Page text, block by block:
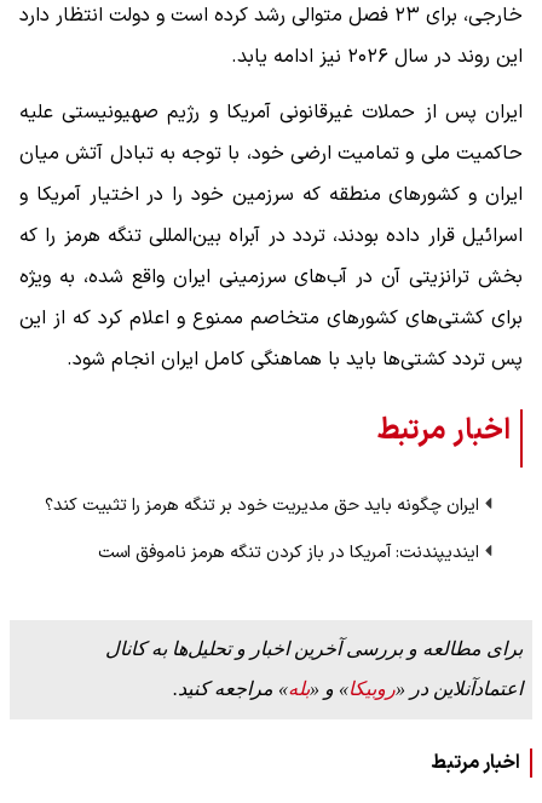
خارجی، برای ۲۳ فصل متوالی رشد کرده است و دولت انتظار دارد
این روند در سال ۲۰۲۶ نیز ادامه یابد.
ایران پس از حملات غیرقانونی آمریکا و رژیم صهیونیستی علیه
حاکمیت ملی و تمامیت ارضی خود، با توجه به تبادل آتش میان
ایران و کشورهای منطقه که سرزمین خود را در اختیار آمریکا و
اسرائیل قرار داده بودند، تردد در آبراه بین‌المللی تنگه هرمز را که
بخش ترانزیتی آن در آب‌های سرزمینی ایران واقع شده، به ویژه
برای کشتی‌های کشورهای متخاصم ممنوع و اعلام کرد که از این
پس تردد کشتی‌ها باید با هماهنگی کامل ایران انجام شود.
اخبار مرتبط
ایران چگونه باید حق مدیریت خود بر تنگه هرمز را تثبیت کند؟
ایندیپندنت: آمریکا در باز کردن تنگه هرمز ناموفق است
برای مطالعه و بررسی آخرین اخبار و تحلیل‌ها به کانال
اعتمادآنلاین در «روبیکا» و «بله» مراجعه کنید.
اخبار مرتبط